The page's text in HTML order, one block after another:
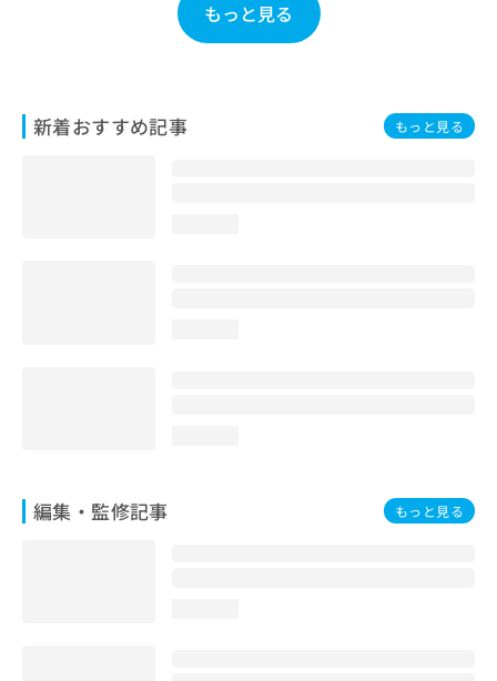
もっと見る
新着おすすめ記事 もっと見る
編集・監修記事 もっと見る
せ